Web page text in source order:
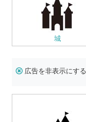
城
広告を非表示にする